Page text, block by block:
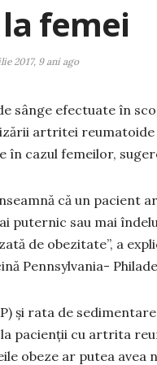
femei
2017, 9 ani ago
sânge efectuate în
artritei reumatoide
în cazul femeilor,
că un pacient
puternic sau mai
de obezitate”, a
Pennsylvania-
și rata de
pacienții cu artrita
obeze ar putea avea